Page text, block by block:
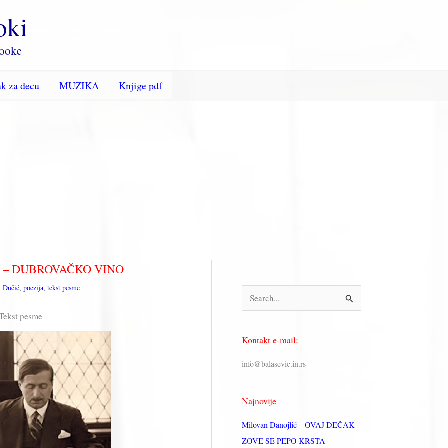
za decu MUZIKA Knjige pdf
– DUBROVAČKO VINO
Dučić, poezija, tekst pesme
pesme
р
т
а
з
а
Kontakt e-mail:
info@balasevic.in.rs
Najnovije
Milovan Danojlić – OVAJ DEČAK
ZOVE SE PEPO KRSTA